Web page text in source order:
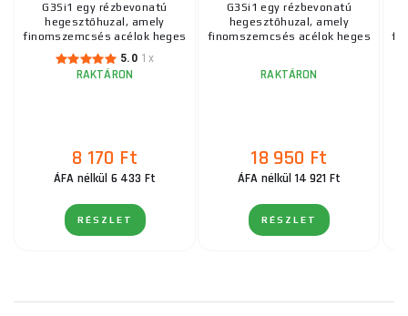
G3Si1 egy rézbevonatú
hegesztőhuzal, amely
finomszemcsés acélok heges
...
5.0 1x
RAKTÁRON
8 170 Ft
ÁFA nélkül 6 433 Ft
RÉSZLET
G3Si1 egy rézbevonatú
hegesztőhuzal, amely
finomszemcsés acélok heges
RAKTÁRON
18 950 Ft
ÁFA nélkül 14 921 Ft
RÉSZLET